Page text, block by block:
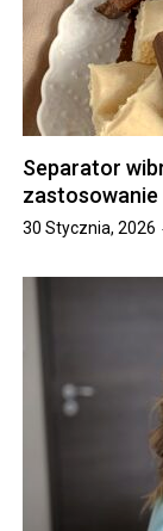
Separator
zastosowanie
30 Stycznia, 2026